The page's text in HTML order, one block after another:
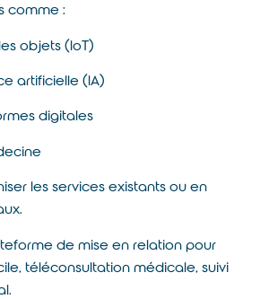
comme :
objets (IoT)
artificielle (IA)
digitales
les services existants ou en
de mise en relation pour
téléconsultation médicale, suivi